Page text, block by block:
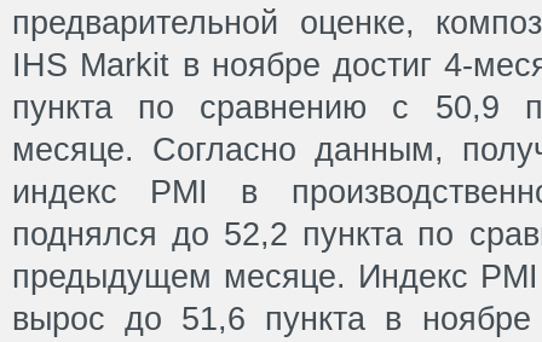
предварительной оценке,
IHS Markit в ноябре достиг 4-
пункта по сравнению с 50,9
месяце. Согласно данным,
индекс PMI в
поднялся до 52,2 пункта по
предыдущем месяце. Индекс PMI
вырос до 51,6 пункта в